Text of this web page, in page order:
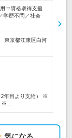
用⇒資格取得支援
学歴不問／社会
東京都江東区白河
年目より支給） ※
※…
気になる